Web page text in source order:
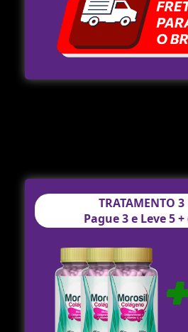
TRATAMENTO 3
Pague 3 e Leve 5 +